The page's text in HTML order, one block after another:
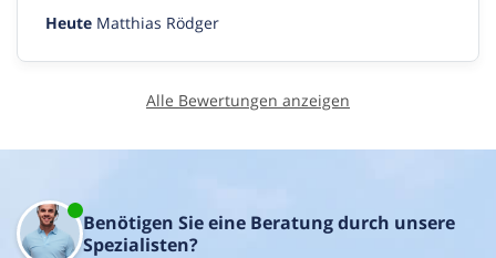
Heute Matthias Rödger
Alle Bewertungen anzeigen
Benötigen Sie eine Beratung durch unsere
Spezialisten?